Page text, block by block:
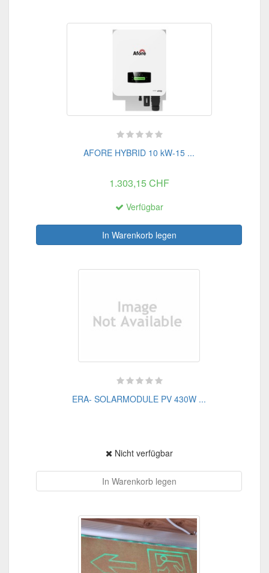
AFORE HYBRID 10 kW-15 ...
1.303,15 CHF
Verfügbar
In Warenkorb legen
ERA- SOLARMODULE PV 430W ...
Nicht verfügbar
In Warenkorb legen